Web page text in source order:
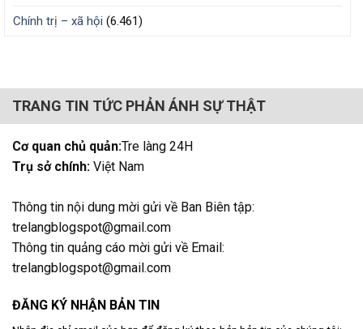
Chính trị – xã hội (6.461)
TRANG TIN TỨC PHẢN ÁNH SỰ THẬT
Cơ quan chủ quản:Tre làng 24H
Trụ sở chính: Việt Nam
Thông tin nội dung mời gửi về Ban Biên tập:
trelangblogspot@gmail.com
Thông tin quảng cáo mời gửi về Email:
trelangblogspot@gmail.com
ĐĂNG KÝ NHẬN BẢN TIN